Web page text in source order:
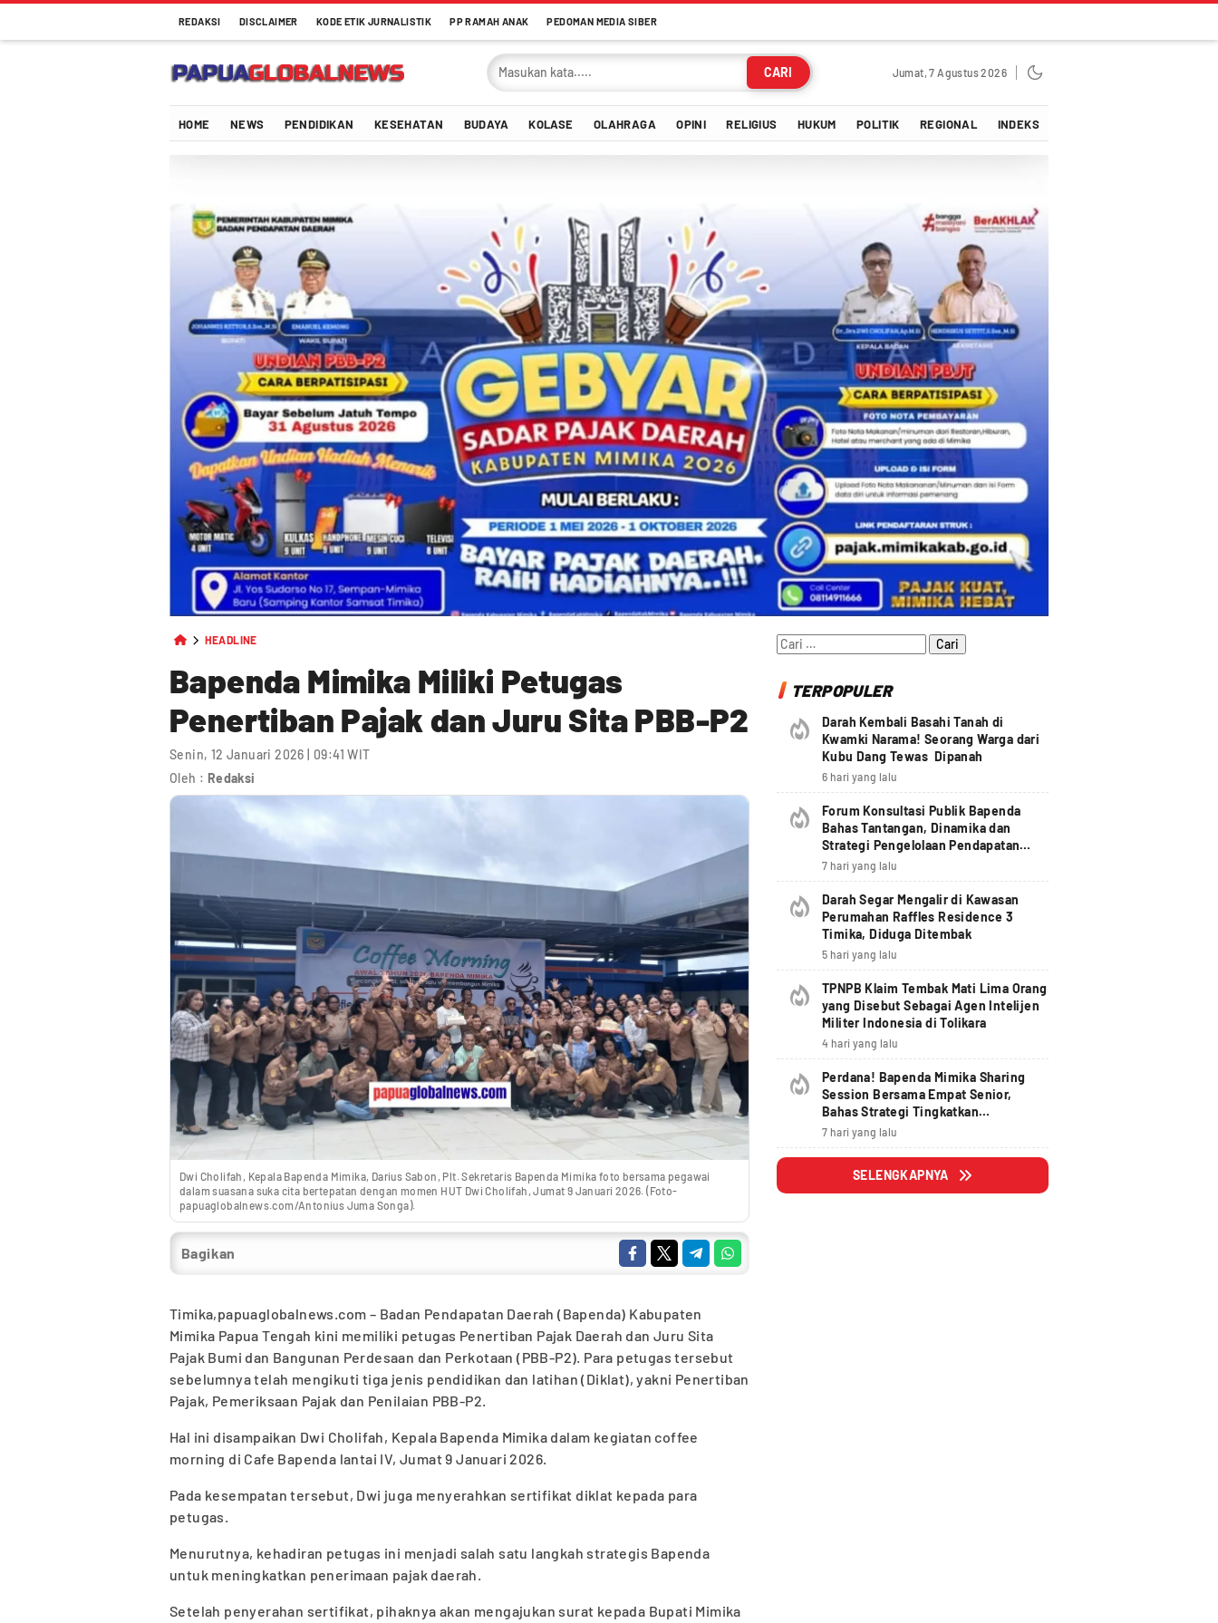
REDAKSI DISCLAIMER KODE ETIK JURNALISTIK PP RAMAH ANAK PEDOMAN MEDIA SIBER
CARI Jumat, 7 Agustus 2026
HOME NEWS PENDIDIKAN KESEHATAN BUDAYA KOLASE OLAHRAGA OPINI RELIGIUS HUKUM POLITIK REGIONAL INDEKS
HEADLINE
Bapenda Mimika Miliki Petugas
Penertiban Pajak dan Juru Sita PBB-P2
Senin, 12 Januari 2026 | 09:41 WIT
Oleh : Redaksi
Dwi Cholifah, Kepala Bapenda Mimika, Darius Sabon, Plt. Sekretaris Bapenda Mimika foto bersama pegawai
dalam suasana suka cita bertepatan dengan momen HUT Dwi Cholifah, Jumat 9 Januari 2026. (Foto-
papuaglobalnews.com/Antonius Juma Songa).
Bagikan
Timika,papuaglobalnews.com – Badan Pendapatan Daerah (Bapenda) Kabupaten
Mimika Papua Tengah kini memiliki petugas Penertiban Pajak Daerah dan Juru Sita
Pajak Bumi dan Bangunan Perdesaan dan Perkotaan (PBB-P2). Para petugas tersebut
sebelumnya telah mengikuti tiga jenis pendidikan dan latihan (Diklat), yakni Penertiban
Pajak, Pemeriksaan Pajak dan Penilaian PBB-P2.
Hal ini disampaikan Dwi Cholifah, Kepala Bapenda Mimika dalam kegiatan coffee
morning di Cafe Bapenda lantai IV, Jumat 9 Januari 2026.
Pada kesempatan tersebut, Dwi juga menyerahkan sertifikat diklat kepada para
petugas.
Menurutnya, kehadiran petugas ini menjadi salah satu langkah strategis Bapenda
untuk meningkatkan penerimaan pajak daerah.
Setelah penyerahan sertifikat, pihaknya akan mengajukan surat kepada Bupati Mimika
Cari
untuk:
TERPOPULER
Darah Kembali Basahi Tanah di
Kwamki Narama! Seorang Warga dari
Kubu Dang Tewas Dipanah
6 hari yang lalu
Forum Konsultasi Publik Bapenda
Bahas Tantangan, Dinamika dan
Strategi Pengelolaan Pendapatan
Daerah yang Akuntabel, Pruden dan
Berdampak
7 hari yang lalu
Darah Segar Mengalir di Kawasan
Perumahan Raffles Residence 3
Timika, Diduga Ditembak
5 hari yang lalu
TPNPB Klaim Tembak Mati Lima Orang
yang Disebut Sebagai Agen Intelijen
Militer Indonesia di Tolikara
4 hari yang lalu
Perdana! Bapenda Mimika Sharing
Session Bersama Empat Senior,
Bahas Strategi Tingkatkan
Pendapatan Daerah
7 hari yang lalu
SELENGKAPNYA